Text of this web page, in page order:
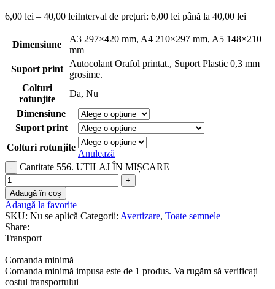
6,00 lei – 40,00 leiInterval de prețuri: 6,00 lei până la 40,00 lei
Dimensiune
A3 297×420 mm, A4 210×297 mm, A5 148×210
mm
Suport print
Autocolant Orafol printat., Suport Plastic 0,3 mm
grosime.
Colturi
rotunjite
Da, Nu
Dimensiune
Suport print
Colturi rotunjite
Anulează
Cantitate 556. UTILAJ ÎN MIȘCARE
Adaugă în coș
Adaugă la favorite
SKU: Nu se aplică Categorii: Avertizare, Toate semnele
Share:
Transport
Comanda minimă
Comanda minimă impusa este de 1 produs. Va rugăm să verificați
costul transportului